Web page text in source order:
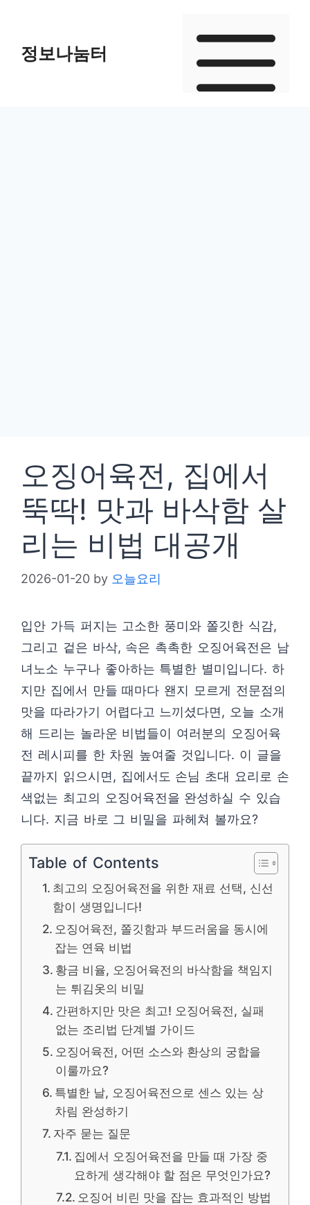
content정보나눔터
오징어육전, 집에서
뚝딱! 맛과 바삭함 살
리는 비법 대공개
2026-01-20 by 오늘요리
입안 가득 퍼지는 고소한 풍미와 쫄깃한 식감,
그리고 겉은 바삭, 속은 촉촉한 오징어육전은 남
녀노소 누구나 좋아하는 특별한 별미입니다. 하
지만 집에서 만들 때마다 왠지 모르게 전문점의
맛을 따라가기 어렵다고 느끼셨다면, 오늘 소개
해 드리는 놀라운 비법들이 여러분의 오징어육
전 레시피를 한 차원 높여줄 것입니다. 이 글을
끝까지 읽으시면, 집에서도 손님 초대 요리로 손
색없는 최고의 오징어육전을 완성하실 수 있습
니다. 지금 바로 그 비밀을 파헤쳐 볼까요?
Table of Contents
최고의 오징어육전을 위한 재료 선택, 신선
함이 생명입니다!
오징어육전, 쫄깃함과 부드러움을 동시에
잡는 연육 비법
황금 비율, 오징어육전의 바삭함을 책임지
는 튀김옷의 비밀
간편하지만 맛은 최고! 오징어육전, 실패
없는 조리법 단계별 가이드
오징어육전, 어떤 소스와 환상의 궁합을
이룰까요?
특별한 날, 오징어육전으로 센스 있는 상
차림 완성하기
자주 묻는 질문
집에서 오징어육전을 만들 때 가장 중
요하게 생각해야 할 점은 무엇인가요?
오징어 비린 맛을 잡는 효과적인 방법